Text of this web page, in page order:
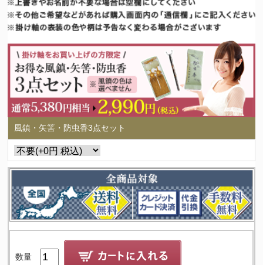
風鎮・矢筈・防虫香3点セット
数量